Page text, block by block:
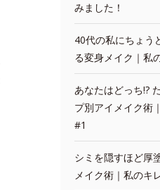
みました！
40代の私にちょう
る変身メイク｜私
あなたはどっち!?
プ別アイメイク術
#1
シミを隠すほど厚
メイク術｜私のキ